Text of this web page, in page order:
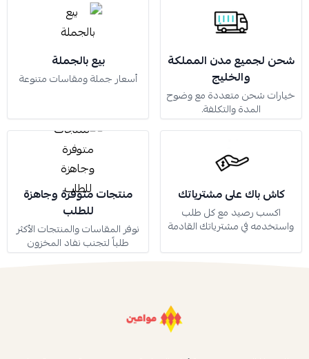
شحن لجميع مدن المملكة
والخليج
خيارات شحن متعددة مع وضوح
المدة والتكلفة.
بيع بالجملة
أسعار جملة ومقاسات متنوعة
كاش باك على مشترياتك
اكسب رصيد مع كل طلب
واستخدمه في مشترياتك القادمة
منتجات متوفرة وجاهزة
للطلب
نوفر المقاسات والمنتجات الأكثر
طلباً لتجنب نفاد المخزون